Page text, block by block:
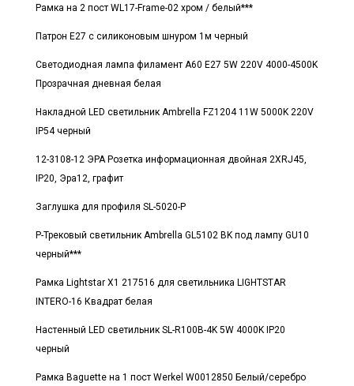
Рамка на 2 пост WL17-Frame-02 хром / белый***
Патрон E27 с силиконовым шнуром 1м черный
Светодиодная лампа филамент A60 E27 5W 220V 4000-4500K
Прозрачная дневная белая
Накладной LED светильник Ambrella FZ1204 11W 5000K 220V
IP54 черный
12-3108-12 ЭРА Розетка информационная двойная 2XRJ45,
IP20, Эра12, графит
Заглушка для профиля SL-5020-P
Р-Трековый светильник Ambrella GL5102 BK под лампу GU10
черный***
Рамка Lightstar X1 217516 для светильника LIGHTSTAR
INTERO-16 Квадрат белая
Настенный LED светильник SL-R100B-4K 5W 4000K IP20
черный
Рамка Baguette на 1 пост Werkel W0012850 Белый/серебро